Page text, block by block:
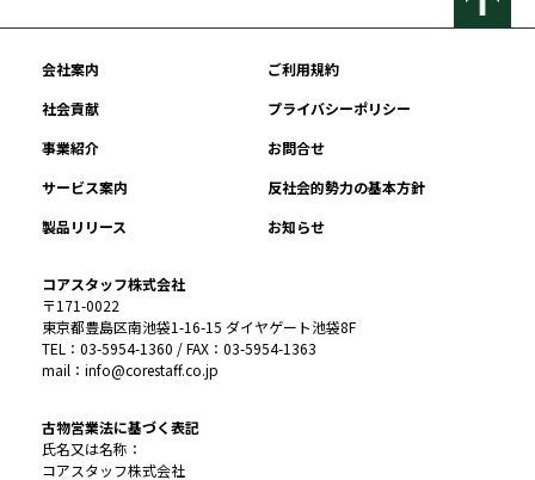
会社案内
ご利用規約
社会貢献
プライバシーポリシー
事業紹介
お問合せ
サービス案内
反社会的勢力の基本方針
製品リリース
お知らせ
コアスタッフ株式会社
〒171-0022
東京都豊島区南池袋1-16-15 ダイヤゲート池袋8F
TEL：03-5954-1360 / FAX：03-5954-1363
mail：info@corestaff.co.jp
古物営業法に基づく表記
氏名又は名称：
コアスタッフ株式会社